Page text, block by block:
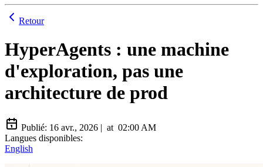
Retour
HyperAgents : une machine
d'exploration, pas une
architecture de prod
Publié: 16 avr., 2026 | at 02:00 AM
Langues disponibles:
English